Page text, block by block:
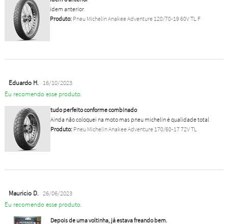
idem anterior
Produto:Pneu Michelin Anakee Adventure 120/70-19 60V TL F
Eduardo H. 16/10/2023
Eu recomendo esse produto.
tudo perfeito conforme combinado
Ainda não coloquei na moto mas pneu michelin é qualidade total
Produto:Pneu Michelin Anakee Adventure 170/60-17 72V TL
Mauricio D. 26/06/2023
Eu recomendo esse produto.
Depois de uma voltinha, já estava freando bem.